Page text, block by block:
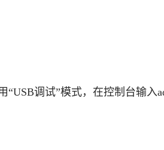
调试”模式，在控制台输入